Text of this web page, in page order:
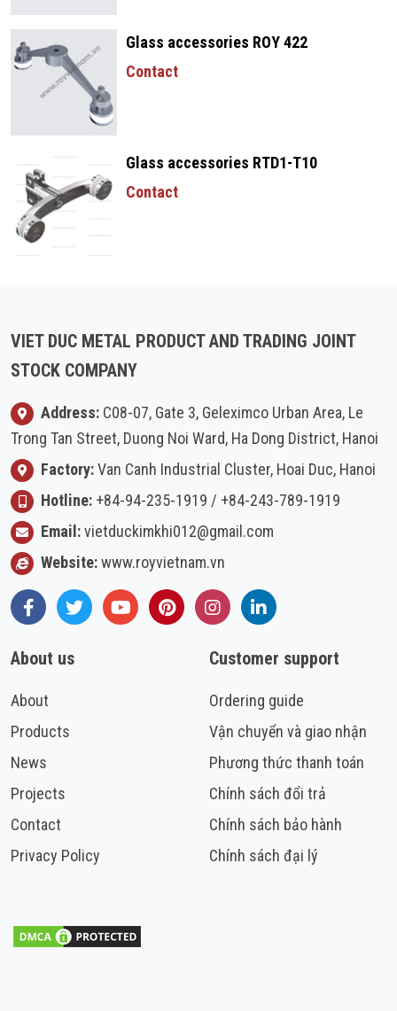
Glass accessories ROY 422
Contact
Glass accessories RTD1-T10
Contact
VIET DUC METAL PRODUCT AND TRADING JOINT
STOCK COMPANY
Address: C08-07, Gate 3, Geleximco Urban Area, Le
Trong Tan Street, Duong Noi Ward, Ha Dong District, Hanoi
Factory:Van Canh Industrial Cluster, Hoai Duc, Hanoi
Hotline: +84-94-235-1919 / +84-243-789-1919
Email:vietduckimkhi012@gmail.com
Website:www.royvietnam.vn
FacebookTwitterYoutubePinterestInstagramLinkedIn
About us
About
Products
News
Projects
Contact
Privacy Policy
Customer support
Ordering guide
Vận chuyển và giao nhận
Phương thức thanh toán
Chính sách đổi trả
Chính sách bảo hành
Chính sách đại lý